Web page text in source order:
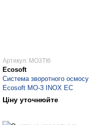
Артикул: MO3TI6
Ecosoft
Система зворотного осмосу
Ecosoft МО-3 INOX EC
Ціну уточнюйте